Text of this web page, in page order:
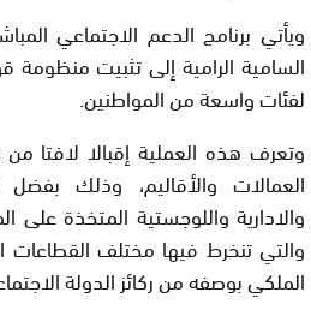
ويأتي برنامج الدعم الاجتماعي
السامية الرامية إلى تثبيت منظومة
لفئات واسعة من المواطنين.
وتعرف هذه العملية إقبالا لافتا
العمالات والأقاليم، وذلك بفضل
والادارية واللوجستية المتخذة على
والتي تنخرط فيها مختلف القطاعات
الملكي بوصفه من ركائز الدولة